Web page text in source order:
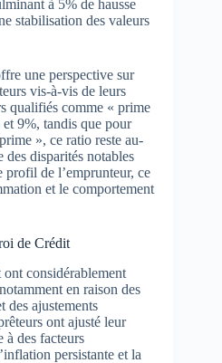
à 5% de hausse
stabilisation des valeurs
une perspective sur
vis-à-vis de leurs
qualifiés comme « prime
9%, tandis que pour
», ce ratio reste au-
des disparités notables
profil de l’emprunteur, ce
et le comportement
de Crédit
considérablement
en raison des
des ajustements
ont ajusté leur
à des facteurs
persistante et la